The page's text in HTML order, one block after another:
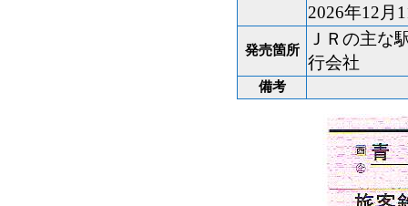
2026年12月
発売箇所
ＪＲの主な
行会社
備考